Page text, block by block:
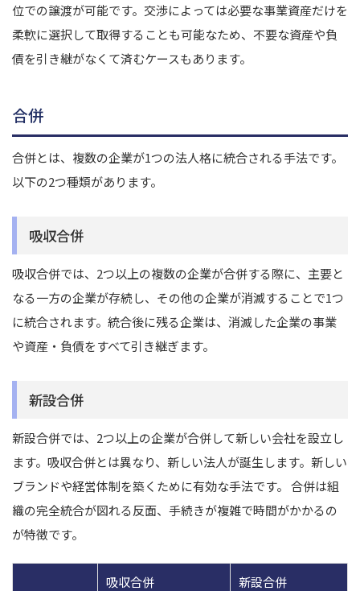
位での譲渡が可能です。交渉によっては必要な事業資産だけを
柔軟に選択して取得することも可能なため、不要な資産や負
債を引き継がなくて済むケースもあります。
合併
合併とは、複数の企業が1つの法人格に統合される手法です。
以下の2つ種類があります。
吸収合併
吸収合併では、2つ以上の複数の企業が合併する際に、主要と
なる一方の企業が存続し、その他の企業が消滅することで1つ
に統合されます。統合後に残る企業は、消滅した企業の事業
や資産・負債をすべて引き継ぎます。
新設合併
新設合併では、2つ以上の企業が合併して新しい会社を設立し
ます。吸収合併とは異なり、新しい法人が誕生します。新しい
ブランドや経営体制を築くために有効な手法です。 合併は組
織の完全統合が図れる反面、手続きが複雑で時間がかかるの
が特徴です。
吸収合併 新設合併